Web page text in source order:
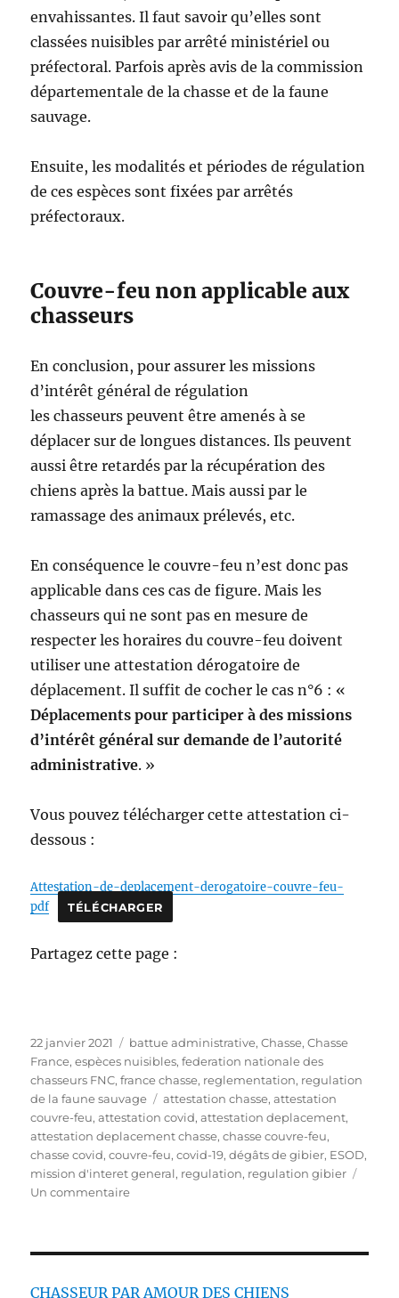
envahissantes. Il faut savoir qu’elles sont
classées nuisibles par arrêté ministériel ou
préfectoral. Parfois après avis de la commission
départementale de la chasse et de la faune
sauvage.
Ensuite, les modalités et périodes de régulation
de ces espèces sont fixées par arrêtés
préfectoraux.
Couvre-feu non applicable aux
chasseurs
En conclusion, pour assurer les missions
d’intérêt général de régulation
les chasseurs peuvent être amenés à se
déplacer sur de longues distances. Ils peuvent
aussi être retardés par la récupération des
chiens après la battue. Mais aussi par le
ramassage des animaux prélevés, etc.
En conséquence le couvre-feu n’est donc pas
applicable dans ces cas de figure. Mais les
chasseurs qui ne sont pas en mesure de
respecter les horaires du couvre-feu doivent
utiliser une attestation dérogatoire de
déplacement. Il suffit de cocher le cas n°6 : «
Déplacements pour participer à des missions
d’intérêt général sur demande de l’autorité
administrative. »
Vous pouvez télécharger cette attestation ci-
dessous :
Attestation-de-deplacement-derogatoire-couvre-feu-
pdf
TÉLÉCHARGER
Partagez cette page :
P
u
b
l
i
é
l
e
22 janvier 2021
C
a
t
é
g
o
r
i
e
battue administrative,Chasse,Chasse
France,espèces nuisibles,federation nationale des
chasseurs FNC,france chasse, reglementation, regulation
de la faune sauvage
É
t
i
q
u
attestation chasse,attestation
couvre-feu,attestation covid,attestation deplacement,
attestation deplacement chasse,chasse couvre-feu,
chasse covid,couvre-feu,covid-19,dégâts de gibier, ESOD,
mission d'interet general, regulation, regulation gibier
Un commentaires
c
CHASSEUR PAR AMOUR DES CHIENS